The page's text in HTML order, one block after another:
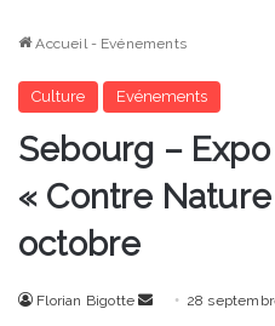
Accueil - Evénements
Culture Evénements
Sebourg –
« Contre
octobre
Florian Bigotte
Envoyer
28